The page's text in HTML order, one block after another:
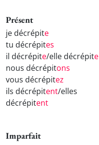
Présent
je décrépite
tu décrépites
il décrépite/elle décrépite
nous décrépitons
vous décrépitez
ils décrépitent/elles
décrépitent
Imparfait